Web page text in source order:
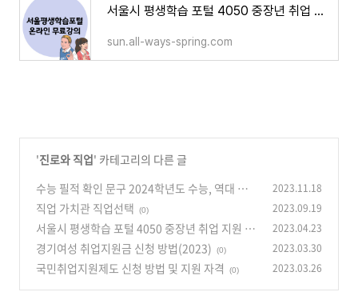
서울시 평생학습 포털 4050 중장년 취업 지원 프로젝트
sun.all-ways-spring.com
'진로와 직업' 카테고리의 다른 글
수능 필적 확인 문구 2024학년도 수능, 역대 필적
확인 문구
(0)
2023.11.18
직업 가치관 직업선택 (0) 2023.09.19
서울시 평생학습 포털 4050 중장년 취업 지원 프
로젝트
(0)
2023.04.23
경기여성 취업지원금 신청 방법(2023) (0) 2023.03.30
국민취업지원제도 신청 방법 및 지원 자격 (0) 2023.03.26